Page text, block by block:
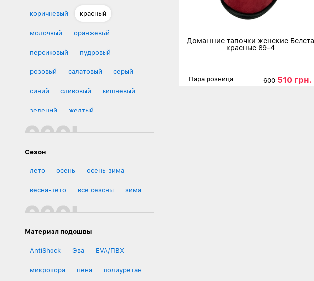
коричневый красный
молочный оранжевый
персиковый пудровый
розовый салатовый серый
синий сливовый вишневый
зеленый желтый
Сезон
лето осень осень-зима
весна-лето все сезоны зима
Материал подошвы
AntiShock Эва EVA/ПВХ
микропора пена полиуретан
Домашние тапочки женские Белста
красные 89-4
Пара розница 600 510 грн.